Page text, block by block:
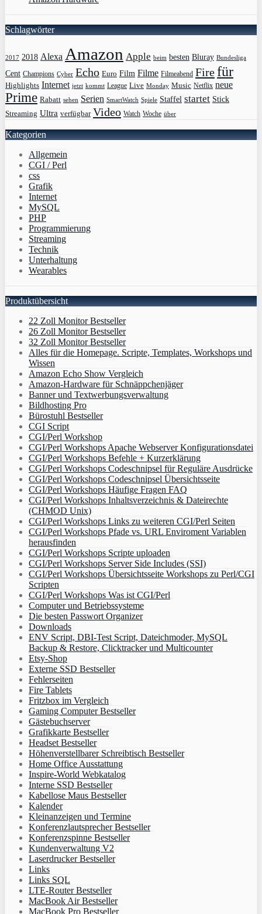
Schlagwörter
2017 2018 Alexa Amazon Apple beim besten Bluray Bundesliga
Cent Champions Cyber Echo Euro Film Filme Filmeabend Firefür
Highlights Internet jetzt kommt League Live Monday Music Netflix neue
Prime Rabatt sehen Serien SmartWatch Spiele Staffel startet Stick
Streaming Ultra verfügbar Video Watch Woche über
Kategorien
Allgemein
CGI / Perl
css
Grafik
Internet
MySQL
PHP
Programmierung
Streaming
Technik
Unterhaltung
Wearables
Produktübersicht
22 Zoll Monitor Bestseller
26 Zoll Monitor Bestseller
32 Zoll Monitor Bestseller
Alles für die Homepage. Scripte, Templates, Workshops und
Wissen
Amazon Echo Show Vergleich
Amazon-Hardware für Schnäppchenjäger
Banner und Textwerbungsverwaltung
Bildhosting Pro
Bürostuhl Bestseller
CGI Script
CGI/Perl Workshop
CGI/Perl Workshops Apache Webserver Konfigurationsdatei
CGI/Perl Workshops Befehle + Kurzerklärung
CGI/Perl Workshops Codeschnipsel für Reguläre Ausdrücke
CGI/Perl Workshops Codeschnipsel Übersichtsseite
CGI/Perl Workshops Häufige Fragen FAQ
CGI/Perl Workshops Inhaltsverzeichnis & Dateirechte
(CHMOD Unix)
CGI/Perl Workshops Links zu weiteren CGI/Perl Seiten
CGI/Perl Workshops Pfade vs. URL Enviroment Variablen
herausfinden
CGI/Perl Workshops Scripte uploaden
CGI/Perl Workshops Server Side Includes (SSI)
CGI/Perl Workshops Übersichtsseite Workshops zu Perl/CGI
Scripten
CGI/Perl Workshops Was ist CGI/Perl
Computer und Betriebssysteme
Die besten Passwort Organizer
Downloads
ENV Script, DBI-Test Script, Dateichmoder, MySQL
Backup & Restore, Clicktracker und Multicounter
Etsy-Shop
Externe SSD Bestseller
Fehlerseiten
Fire Tablets
Fritzbox im Vergleich
Gaming Computer Bestseller
Gästebuchserver
Grafikkarte Bestseller
Headset Bestseller
Höhenverstellbarer Schreibtisch Bestseller
Home Office Ausstattung
Inspire-World Webkatalog
Interne SSD Bestseller
Kabellose Maus Bestseller
Kalender
Kleinanzeigen und Termine
Konferenzlautsprecher Bestseller
Konferenzspinne Bestseller
Kundenverwaltung V2
Laserdrucker Bestseller
Links
Links SQL
LTE-Router Bestseller
MacBook Air Bestseller
MacBook Pro Bestseller